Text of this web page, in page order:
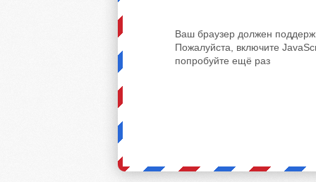
Ваш браузер должен
Пожалуйста, включите
попробуйте ещё раз